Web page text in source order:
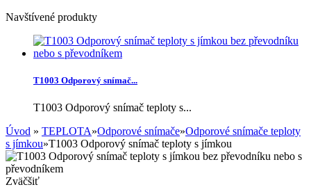
Navštívené produkty
T1003 Odporový snímač...
T1003 Odporový snímač teploty s...
Úvod » TEPLOTA»Odporové snímače»Odporové snímače teploty
s jímkou»T1003 Odporový snímač teploty s jímkou
Zväčšiť